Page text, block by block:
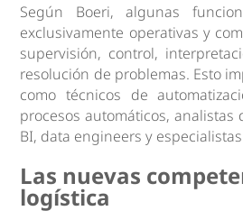
Según Boeri, algunas
exclusivamente operativas y
supervisión, control,
resolución de problemas. Esto
como técnicos de
procesos automáticos, analistas
BI, data engineers y
Las nuevas
logística